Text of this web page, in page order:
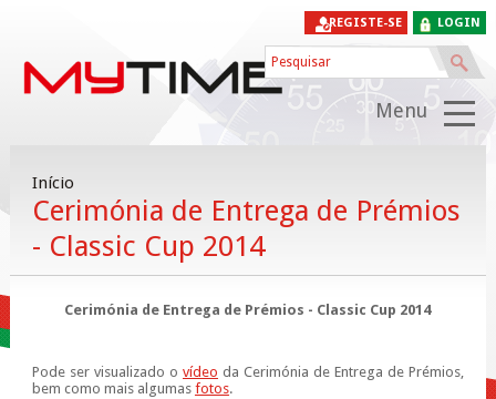
LOGIN
REGISTE-SE
Menu
Início
Cerimónia de Entrega de Prémios
- Classic Cup 2014
Cerimónia de Entrega de Prémios - Classic Cup 2014
Pode ser visualizado o vídeo da Cerimónia de Entrega de Prémios,
bem como mais algumas fotos.